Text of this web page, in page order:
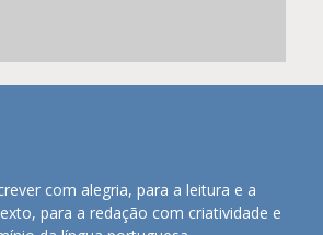
com alegria, para a leitura e a
para a redação com criatividade e